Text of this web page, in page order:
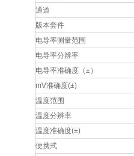
通道
版本套件
电导率测量范围
电导率分辨率
电导率准确度（±）
mV准确度(±)
温度范围
温度分辨率
温度准确度(±)
便携式